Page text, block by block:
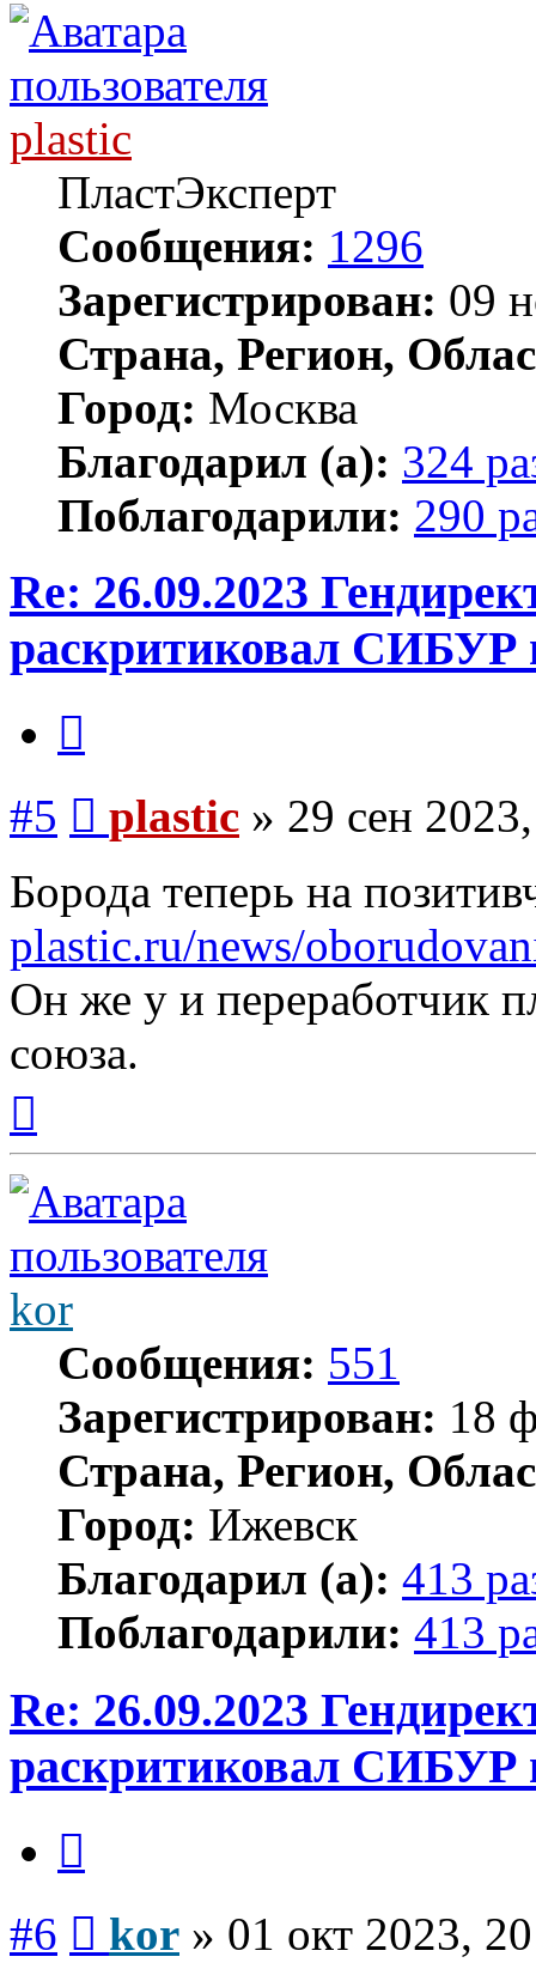
plastic
ПластЭксперт
Сообщения: 1296
Зарегистрирован: 09
Страна, Регион,
Город: Москва
Благодарил (а): 324
Поблагодарили: 290
Re: 26.09.2023
раскритиковал СИБУР
#5 plastic » 29 сен
Борода теперь на
plastic.ru/news/
Он же у и переработчик
союза.
началу
kor
Сообщения: 551
Зарегистрирован: 18
Страна, Регион,
Город: Ижевск
Благодарил (а): 413
Поблагодарили: 413
Re: 26.09.2023
раскритиковал СИБУР
#6 kor » 01 окт 2023,